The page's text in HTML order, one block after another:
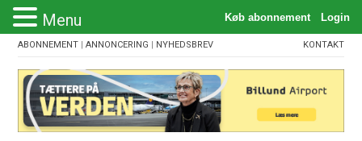
ABONNEMENT |ANNONCERING | NYHEDSBREV KONTAKT
Menu